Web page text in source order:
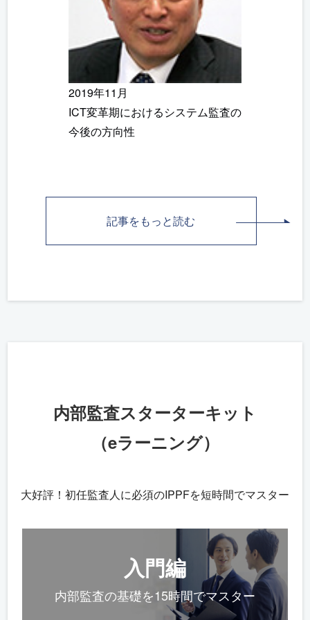
2019年11月
ICT変革期におけるシステム監査の
今後の方向性
記事をもっと読む
内部監査スターターキット
（eラーニング）
大好評！初任監査人に必須のIPPFを短時間でマスター
入門編
内部監査の基礎を15時間でマスター